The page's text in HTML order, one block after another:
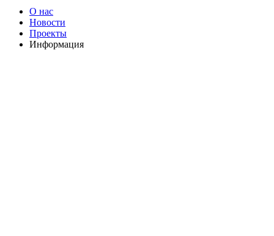
О нас
Новости
Проекты
Информация